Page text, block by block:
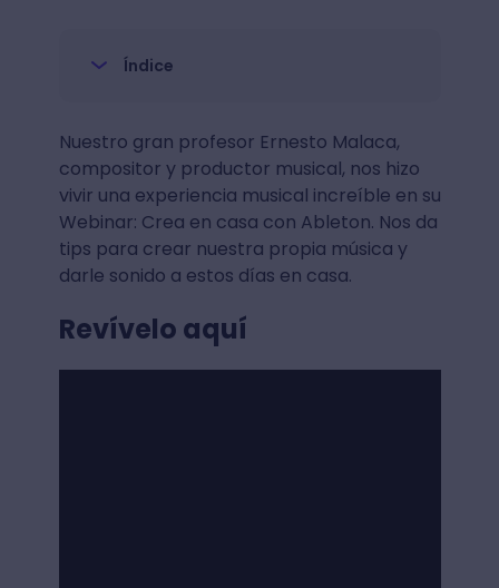
Índice
Nuestro gran profesor Ernesto Malaca,
compositor y productor musical, nos hizo
vivir una experiencia musical increíble en su
Webinar: Crea en casa con Ableton. Nos da
tips para crear nuestra propia música y
darle sonido a estos días en casa.
Revívelo aquí